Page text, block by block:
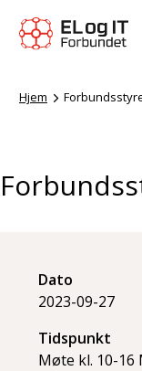
Hjem
Dato
2023-09-27
Tidspunkt
Møte kl. 10-